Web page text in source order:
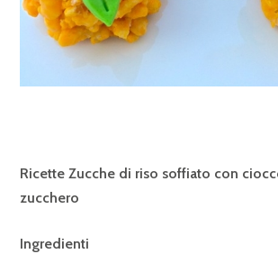
Ricette Zucche di riso soffiato con
zucchero
Ingredienti